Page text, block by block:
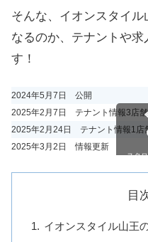
そんな、イオンスタイ
なるのか、テナントや
す！
2024年5月7日 公開
2025年2月7日 テナント情報3店
2025年2月24日 テナント情報1店
2025年3月2日 情報更新
スク
目
イオンスタイル山王